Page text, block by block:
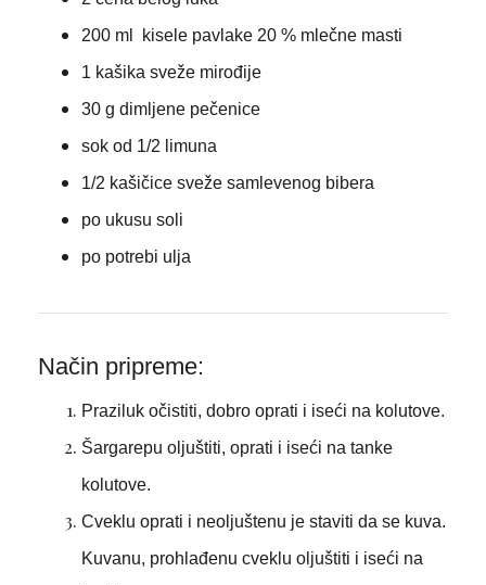
200 ml kisele pavlake 20 % mlečne masti
1 kašika sveže mirođije
30 g dimljene pečenice
sok od 1/2 limuna
1/2 kašičice sveže samlevenog bibera
po ukusu soli
po potrebi ulja
Način pripreme:
Praziluk očistiti, dobro oprati i iseći na kolutove.
Šargarepu oljuštiti, oprati i iseći na tanke
kolutove.
Cveklu oprati i neoljuštenu je staviti da se kuva.
Kuvanu, prohlađenu cveklu oljuštiti i iseći na